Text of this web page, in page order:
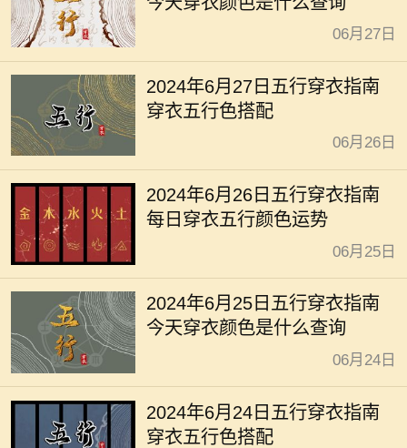
06月27日
2024年6月27日五行穿衣指南
穿衣五行色搭配
06月26日
2024年6月26日五行穿衣指南
每日穿衣五行颜色运势
06月25日
2024年6月25日五行穿衣指南
今天穿衣颜色是什么查询
06月24日
2024年6月24日五行穿衣指南
穿衣五行色搭配